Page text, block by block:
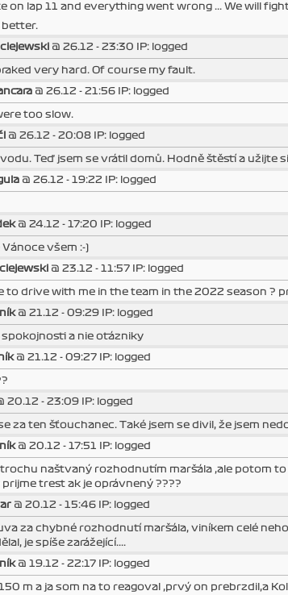
on lap 11 and everything went wrong ... We will
better.
@ 26.12 - 23:30 IP: logged
very hard. Of course my fault.
@ 26.12 - 21:56 IP: logged
too slow.
@ 26.12 - 20:08 IP: logged
Teď jsem se vrátil domů. Hodně štěstí a užijte
@ 26.12 - 19:22 IP: logged
@ 24.12 - 17:20 IP: logged
všem :-)
@ 23.12 - 11:57 IP: logged
to drive with me in the team in the 2022 season ?
@ 21.12 - 09:29 IP: logged
a nie otázniky
@ 21.12 - 09:27 IP: logged
20.12 - 23:09 IP: logged
za ten šťouchanec. Také jsem se divil, že jsem
@ 20.12 - 17:51 IP: logged
naštvaný rozhodnutím maršála ,ale potom
trest ak je oprávnený ????
@ 20.12 - 15:46 IP: logged
za chybné rozhodnutí maršála, viníkem celé
je spíše zarážející....
@ 19.12 - 22:17 IP: logged
m a ja som na to reagoval ,prvý on prebrzdil,a